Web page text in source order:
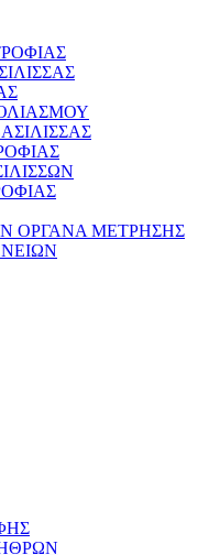
ΟΡΓΑΝΑ ΜΕΤΡΗΣΗΣ